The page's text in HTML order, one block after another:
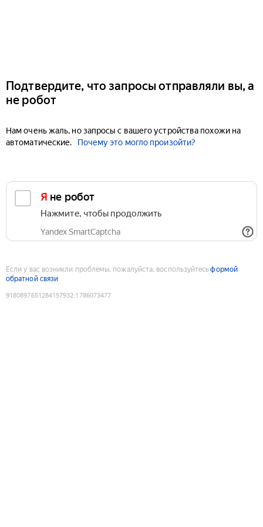
Подтвердите, что запросы отправляли вы, а
не робот
Нам очень жаль, но запросы с вашего устройства похожи на
автоматические.
Почему это могло произойти?
Я не робот
Нажмите, чтобы продолжить
Yandex SmartCaptcha
Если у вас возникли проблемы, пожалуйста, воспользуйтесьформой
обратной связи
9180897651284157932:1786073477